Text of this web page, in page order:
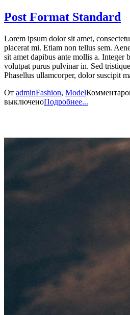
Post Format Standard
Lorem ipsum dolor sit amet,
placerat mi. Etiam non tellus sem.
sit amet dapibus ante mollis a. Integer
volutpat purus pulvinar in. Sed
Phasellus ullamcorper, dolor suscipit
От adminFashion, Model
выключеноПодробнее...